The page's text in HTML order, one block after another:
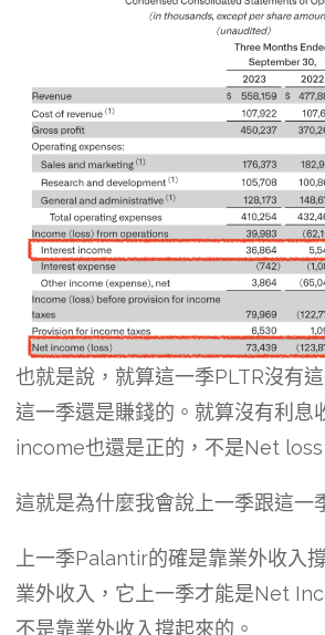
也就是說，就算這一季PLTR沒有
這一季還是賺錢的。就算沒有利息
income也還是正的，不是Net loss
這就是為什麼我會說上一季跟這一
上一季Palantir的確是靠業外收入
業外收入，它上一季才能是Net
不是靠業外收入撐起來的。